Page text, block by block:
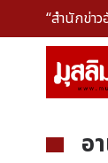
“สำนักข่า
อ